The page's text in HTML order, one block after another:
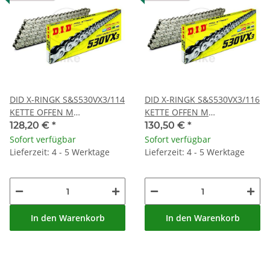
DID X-RINGK S&S530VX3/114
KETTE OFFEN M
NIETSCHLOSS
128,20 € *
Sofort verfügbar
Lieferzeit: 4 - 5 Werktage
In den Warenkorb
DID X-RINGK S&S530VX3/116
KETTE OFFEN M
NIETSCHLOSS
130,50 € *
Sofort verfügbar
Lieferzeit: 4 - 5 Werktage
In den Warenkorb